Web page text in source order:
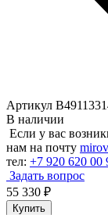
Артикул
В наличии
Если у вас
нам на почту
тел: +7 920 620 00
Задать вопрос
55 330 ₽
Купить